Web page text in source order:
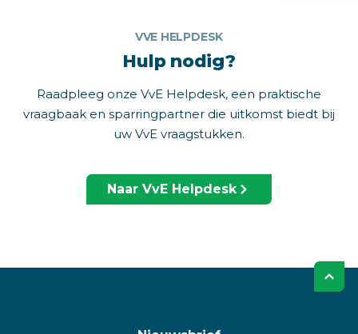
VVE HELPDESK
Hulp nodig?
Raadpleeg onze VvE Helpdesk, een praktische
vraagbaak en sparringpartner die uitkomst biedt bij
uw VvE vraagstukken.
Naar VvE Helpdesk